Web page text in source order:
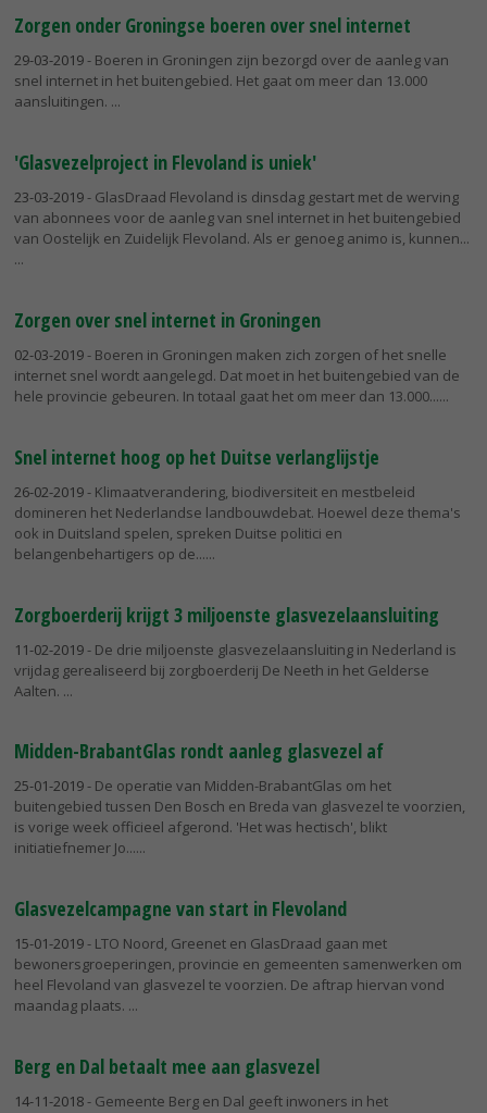
Zorgen onder Groningse boeren over snel internet
29-03-2019- Boeren in Groningen zijn bezorgd over de aanleg van
snel internet in het buitengebied. Het gaat om meer dan 13.000
aansluitingen.
'Glasvezelproject in Flevoland is uniek'
23-03-2019- GlasDraad Flevoland is dinsdag gestart met de werving
van abonnees voor de aanleg van snel internet in het buitengebied
van Oostelijk en Zuidelijk Flevoland. Als er genoeg animo is, kunnen...
Zorgen over snel internet in Groningen
02-03-2019- Boeren in Groningen maken zich zorgen of het snelle
internet snel wordt aangelegd. Dat moet in het buitengebied van de
hele provincie gebeuren. In totaal gaat het om meer dan 13.000...
Snel internet hoog op het Duitse verlanglijstje
26-02-2019- Klimaatverandering, biodiversiteit en mestbeleid
domineren het Nederlandse landbouwdebat. Hoewel deze thema's
ook in Duitsland spelen, spreken Duitse politici en
belangenbehartigers op de...
Zorgboerderij krijgt 3 miljoenste glasvezelaansluiting
11-02-2019- De drie miljoenste glasvezelaansluiting in Nederland is
vrijdag gerealiseerd bij zorgboerderij De Neeth in het Gelderse
Aalten.
Midden-BrabantGlas rondt aanleg glasvezel af
25-01-2019- De operatie van Midden-BrabantGlas om het
buitengebied tussen Den Bosch en Breda van glasvezel te voorzien,
is vorige week officieel afgerond. 'Het was hectisch', blikt
initiatiefnemer Jo...
Glasvezelcampagne van start in Flevoland
15-01-2019- LTO Noord, Greenet en GlasDraad gaan met
bewonersgroeperingen, provincie en gemeenten samenwerken om
heel Flevoland van glasvezel te voorzien. De aftrap hiervan vond
maandag plaats.
Berg en Dal betaalt mee aan glasvezel
14-11-2018- Gemeente Berg en Dal geeft inwoners in het